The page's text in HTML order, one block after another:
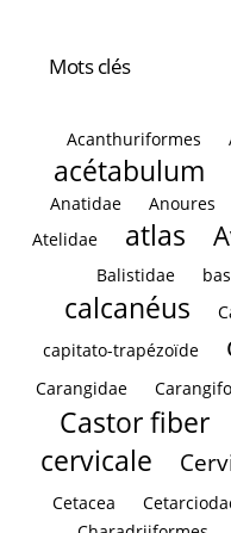
Mots clés
Acanthuriformes
acétabulum
Anatidae
Anoures
Atelidae
atlas
Balistidae
calcanéus
capitato-trapézoïde
Carangidae
Castor fiber
cervicale
Cetacea